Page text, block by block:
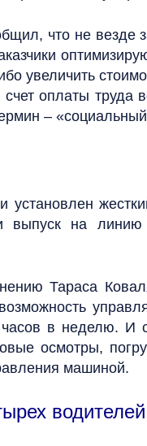
что не везде
увеличить
оплаты труда
–
установлен
выпуск на линию
Тараса
часов в неделю. И
осмотры,
машиной.